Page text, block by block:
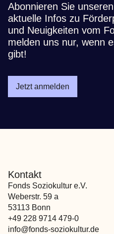
Abonnieren Sie
aktuelle Infos zu
und Neuigkeiten vom
melden uns nur, wenn
gibt!
Jetzt anmelden
Kontakt
Fonds Soziokultur e.V.
Weberstr. 59 a
53113 Bonn
+49 228 9714 479-0
info@fonds-soziokultur.de